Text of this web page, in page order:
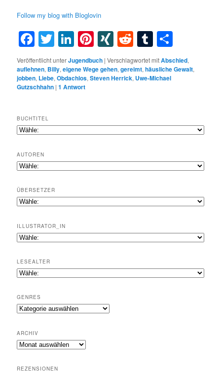
Follow my blog with Bloglovin
Facebook
Twitter
LinkedIn
Pinterest
XINGRedditTumblr
Veröffentlicht unterJugendbuch |Verschlagwortet mitAbschied,
auflehnen, Billy,eigene Wege gehen,gereimt,häusliche Gewalt,
jobben, Liebe,Obdachlos,Steven Herrick, Uwe-Michael
Gutzschhahn |1 Antwort
BUCHTITEL
AUTOREN
ÜBERSETZER
ILLUSTRATOR_IN
LESEALTER
GENRES
Genres
ARCHIV
Archiv
REZENSIONEN